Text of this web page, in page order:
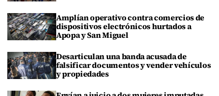
Amplían operativo contra comercios de
dispositivos electrónicos hurtados a
Apopa y San Miguel
Desarticulan una banda acusada de
falsificar documentos y vender vehículos
y propiedades